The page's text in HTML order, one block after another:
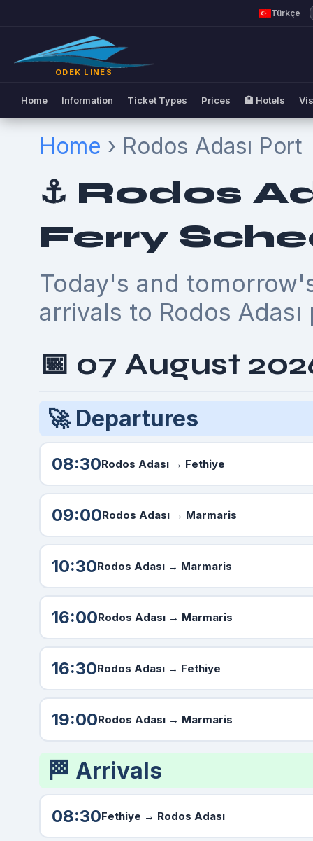
Türkçe
ODEK LINES
Home Information Ticket Types Prices 🏨 Hotels
Home › Rodos Adası Port
⚓ Rodos
Ferry
Today's and
arrivals to Rodos Adası
📅 07 August
🚀 Departures
08:30Rodos Adası→ Fethiye
09:00Rodos Adası→ Marmaris
10:30Rodos Adası→ Marmaris
16:00Rodos Adası→ Marmaris
16:30Rodos Adası→ Fethiye
19:00Rodos Adası→ Marmaris
🏁 Arrivals
08:30Fethiye → Rodos Adası